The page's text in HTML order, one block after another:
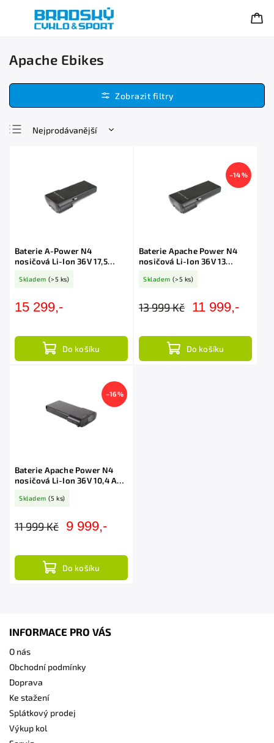
Apache Ebikes
Nejprodávanější
Abecedně
Baterie A-Power N4
nosičová Li-Ion 36V 17,5
Skladem (>5 ks)
15 299,-
Do košíku
–14 %
Baterie Apache Power N4
nosičová Li-Ion 36V 13
Skladem (>5 ks)
13 999 Kč 11 999,-
Do košíku
–16 %
Baterie Apache Power N4
nosičová Li-Ion 36V 10,4 Ah
Skladem (5 ks)
11 999 Kč 9 999,-
Do košíku
INFORMACE PRO VÁS
O nás
Obchodní podmínky
Doprava
Ke stažení
Splátkový prodej
Výkup kol